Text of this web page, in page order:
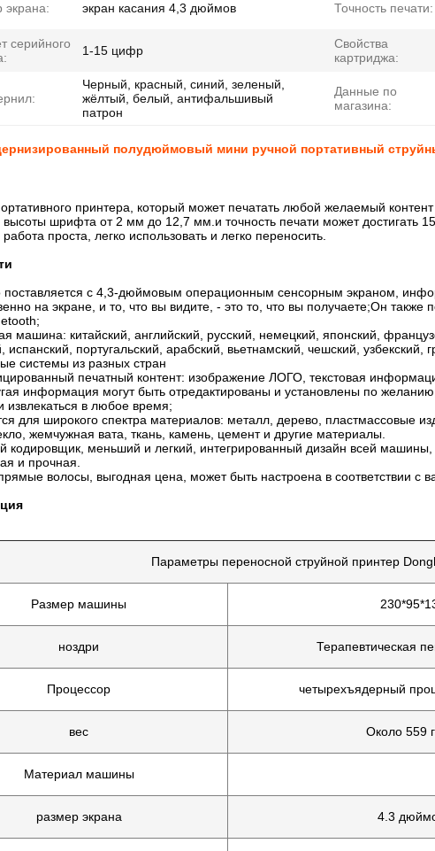
экрана: экран касания 4,3 дюймов Точность печати:
серийного
1-15 цифр
Свойства
картриджа:
Черный, красный, синий, зеленый,
жёлтый, белый, антифальшивый
патрон
Данные по
магазина:
полудюймовый мини ручной портативный
принтера, который может печатать любой желаемый
шрифта от 2 мм до 12,7 мм.и точность печати может достигать
проста, легко использовать и легко переносить.
поставляется с 4,3-дюймовым операционным сенсорным экраном,
на экране, и то, что вы видите, - это то, что вы получаете;Он
машина: китайский, английский, русский, немецкий, японский,
испанский, португальский, арабский, вьетнамский, чешский, узбекский,
системы из разных стран
печатный контент: изображение ЛОГО, текстовая
информация могут быть отредактированы и установлены по
в любое время;
для широкого спектра материалов: металл, дерево, пластмассовые
жемчужная вата, ткань, камень, цемент и другие материалы.
кодировщик, меньший и легкий, интегрированный дизайн всей
и прочная.
волосы, выгодная цена, может быть настроена в соответствии с
Параметры переносной струйной принтер
Размер машины
ноздри Терапевтическая
Процессор четырехъядерный
вес Около 559
Материал машины
размер экрана 4.3